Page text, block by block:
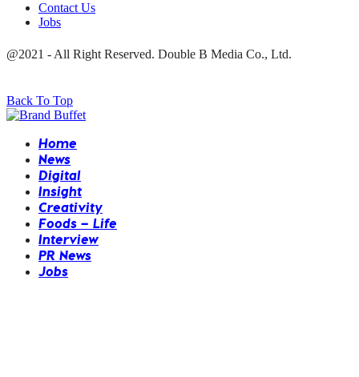
Contact Us
Jobs
@2021 - All Right Reserved. Double B Media Co., Ltd.
Back To Top
Home
News
Digital
Insight
Creativity
Foods – Life
Interview
PR News
Jobs